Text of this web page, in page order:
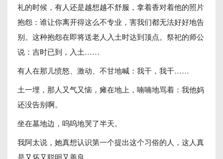
礼的时候，有人还是越想越不舒服，拿着香对着他的照片
抱怨：谁让你离开得这么不专业，害我们都无法好好地告
别。这种抱怨在即将送老人入土时达到顶点。祭祀的师公
说：吉时已到，入土……
有人在那儿愤怒、激动、不甘地喊：我干，我干……
土一埋，那人又气又恼，瘫在地上，喃喃地骂着：我他妈
还没告别啊。
坐在墓地边，呜呜地哭了半天。
我阿太说，她真想认识第一个提出这个习俗的人，这人真
是又坏又聪明又善良。